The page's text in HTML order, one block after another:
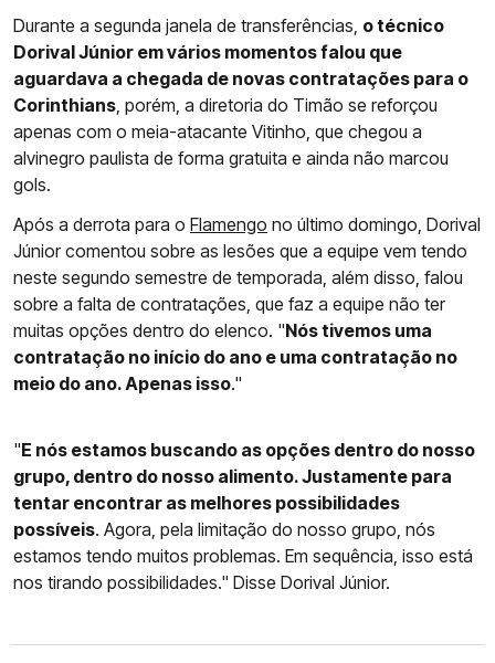
Durante a segunda janela de transferências, o técnico
Dorival Júnior em vários momentos falou que
aguardava a chegada de novas contratações para o
Corinthians, porém, a diretoria do Timão se reforçou
apenas com o meia-atacante Vitinho, que chegou a
alvinegro paulista de forma gratuita e ainda não marcou
gols.
Após a derrota para o Flamengo no último domingo, Dorival
Júnior comentou sobre as lesões que a equipe vem tendo
neste segundo semestre de temporada, além disso, falou
sobre a falta de contratações, que faz a equipe não ter
muitas opções dentro do elenco. "Nós tivemos uma
contratação no início do ano e uma contratação no
meio do ano. Apenas isso."
"E nós estamos buscando as opções dentro do nosso
grupo, dentro do nosso alimento. Justamente para
tentar encontrar as melhores possibilidades
possíveis. Agora, pela limitação do nosso grupo, nós
estamos tendo muitos problemas. Em sequência, isso está
nos tirando possibilidades." Disse Dorival Júnior.